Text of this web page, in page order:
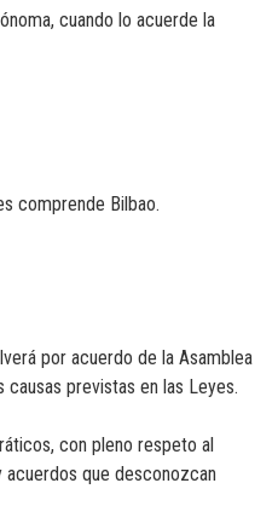
cuando lo acuerde la
comprende Bilbao.
por acuerdo de la Asamblea
causas previstas en las Leyes.
con pleno respeto al
que desconozcan